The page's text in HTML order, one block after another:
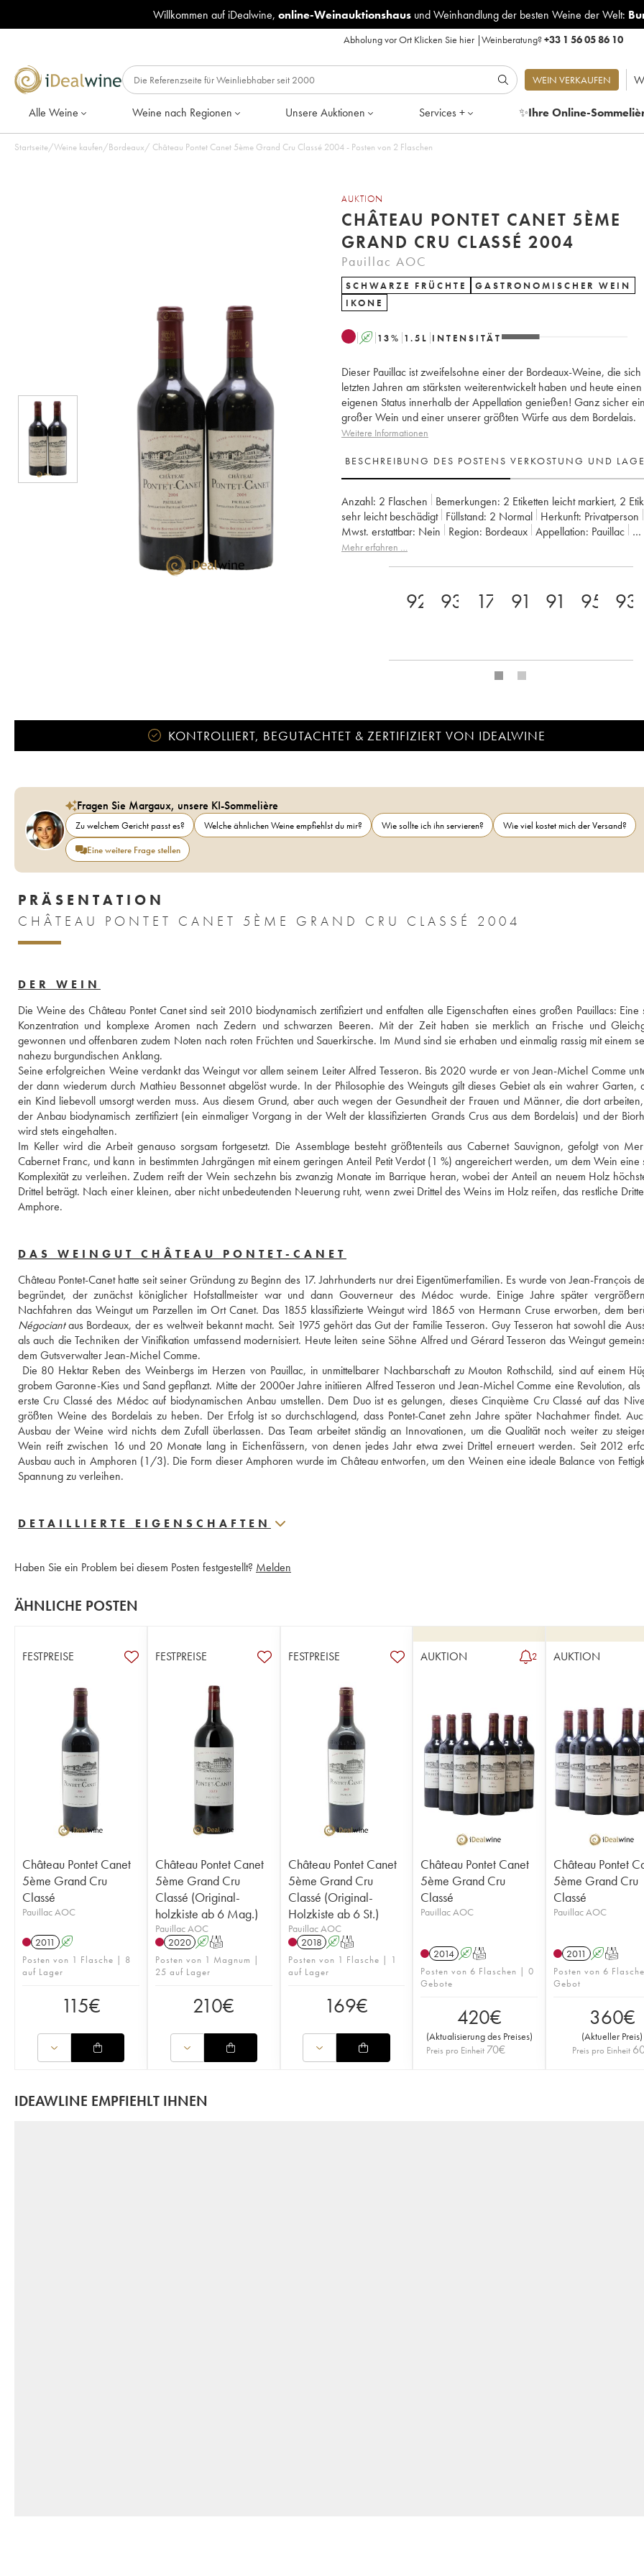
Willkommen auf iDealwine, online-Weinauktionshausund Weinhandlung der besten Weine der Welt:
Abholung vor Ort Klicken Sie hier|Weinberatung?+33 1 56 05 86 10
WEIN VERKAUFEN
Alle Weine Weine nach Regionen Unsere Auktionen Services + ✨Ihre Online-
Startseite/Weine kaufen/Bordeaux/ Château Pontet Canet 5ème Grand Cru Classé 2004 - Posten von 2 Flaschen
AUKTION
CHÂTEAU PONTET CANET 5ÈME
GRAND CRU CLASSÉ 2004
Pauillac AOC
SCHWARZE FRÜCHTE
GASTRONOMISCHER WEIN
IKONE
A 13% 1.5 L INTENSITÄT
Dieser Pauillac ist zweifelsohne einer der Bordeaux-Weine, die
letzten Jahren am stärksten weiterentwickelt haben und heute
eigenen Status innerhalb der Appellation genießen! Ganz sicher
großer Wein und einer unserer größten Würfe aus dem Bordelais.
Weitere Informationen
BESCHREIBUNG DES POSTENS VERKOSTUNG UND
Anzahl: 2 Flaschen Bemerkungen: 2 Etiketten leicht markiert, 2
sehr leicht beschädigt Füllstand: 2 Normal Herkunft:
privatperson
Mwst. erstattbar:
nein Region: Bordeaux Appellation: Pauillac
Klassifizierung:
Mehr erfahren …
92 93 17 91 91 95+ 93
KONTROLLIERT, BEGUTACHTET & ZERTIFIZIERT VON IDEALWINE
Fragen Sie Margaux, unsere KI-Sommelière
Zu welchem Gericht passt es? Welche ähnlichen Weine empfiehlst du mir? Wie sollte ich ihn servieren?
Wie viel kostet mich der Versand?
Eine weitere Frage stellen
PRÄSENTATION
CHÂTEAU PONTET CANET 5ÈME GRAND CRU CLASSÉ 2004
DER WEIN
Die Weine des Château Pontet Canet sind seit 2010 biodynamisch zertifiziert und entfalten alle Eigenschaften eines großen Pauillacs: Eine
Konzentration und komplexe Aromen nach Zedern und schwarzen Beeren. Mit der Zeit haben sie merklich an Frische und
gewonnen und offenbaren zudem Noten nach roten Früchten und Sauerkirsche. Im Mund sind sie erhaben und einmalig rassig mit einem
nahezu burgundischen Anklang.
Seine erfolgreichen Weine verdankt das Weingut vor allem seinem Leiter Alfred Tesseron. Bis 2020 wurde er von Jean-Michel Comme
der dann wiederum durch Mathieu Bessonnet abgelöst wurde. In der Philosophie des Weinguts gilt dieses Gebiet als ein wahrer Garten,
ein Kind liebevoll umsorgt werden muss. Aus diesem Grund, aber auch wegen der Gesundheit der Frauen und Männer, die dort
der Anbau biodynamisch zertifiziert (ein einmaliger Vorgang in der Welt der klassifizierten Grands Crus aus dem Bordelais) und der
wird stets eingehalten.
Im Keller wird die Arbeit genauso sorgsam fortgesetzt. Die Assemblage besteht größtenteils aus Cabernet Sauvignon, gefolgt von
Cabernet Franc, und kann in bestimmten Jahrgängen mit einem geringen Anteil Petit Verdot (1 %) angereichert werden, um dem Wein eine
Komplexität zu verleihen. Zudem reift der Wein sechzehn bis zwanzig Monate im Barrique heran, wobei der Anteil an neuem Holz
Drittel beträgt. Nach einer kleinen, aber nicht unbedeutenden Neuerung ruht, wenn zwei Drittel des Weins im Holz reifen, das restliche
Amphore.
DAS WEINGUT CHÂTEAU PONTET-CANET
Château Pontet-Canet hatte seit seiner Gründung zu Beginn des 17. Jahrhunderts nur drei Eigentümerfamilien. Es wurde von Jean-François
begründet, der zunächst königlicher Hofstallmeister war und dann Gouverneur des Médoc wurde. Einige Jahre später
Négociant aus Bordeaux, der es weltweit bekannt macht. Seit 1975 gehört das Gut der Familie Tesseron. Guy Tesseron hat sowohl die
als auch die Techniken der Vinifikation umfassend modernisiert. Heute leiten seine Söhne Alfred und Gérard Tesseron das Weingut
dem Gutsverwalter Jean-Michel Comme.
Die 80 Hektar Reben des Weinbergs im Herzen von Pauillac, in unmittelbarer Nachbarschaft zu Mouton Rothschild, sind auf einem
grobem Garonne-Kies und Sand gepflanzt. Mitte der 2000er Jahre initiieren Alfred Tesseron und Jean-Michel Comme eine Revolution, als
erste Cru Classé des Médoc auf biodynamischen Anbau umstellen. Dem Duo ist es gelungen, dieses Cinquième Cru Classé auf das
größten Weine des Bordelais zu heben. Der Erfolg ist so durchschlagend, dass Pontet-Canet zehn Jahre später Nachahmer findet.
Ausbau der Weine wird nichts dem Zufall überlassen. Das Team arbeitet ständig an Innovationen, um die Qualität noch weiter zu
Wein reift zwischen 16 und 20 Monate lang in Eichenfässern, von denen jedes Jahr etwa zwei Drittel erneuert werden. Seit 2012
Ausbau auch in Amphoren (1/3). Die Form dieser Amphoren wurde im Château entworfen, um den Weinen eine ideale Balance von
Spannung zu verleihen.
DETAILLIERTE EIGENSCHAFTEN
Haben Sie ein Problem bei diesem Posten festgestellt? Melden
ÄHNLICHE POSTEN
FESTPREISE
Château Pontet Canet
5ème Grand Cru
Classé
Pauillac AOC
2011 A
Posten von 1 Flasche | 8
auf Lager
115€
FESTPREISE
Château Pontet Canet
5ème Grand Cru
Classé (Original-
holzkiste ab 6 Mag.)
Pauillac AOC
2020 AT
Posten von 1 Magnum |
25 auf Lager
210€
FESTPREISE
Château Pontet Canet
5ème Grand Cru
Classé (Original-
Holzkiste ab 6 St.)
Pauillac AOC
2018 AT
Posten von 1 Flasche | 1
auf Lager
169€
AUKTION 2
Château Pontet Canet
5ème Grand Cru
Classé
Pauillac AOC
2014 AT
Posten von 6 Flaschen | 0
Gebote
420€
(Aktualisierung des Preises)
Preis pro Einheit 70€
AUKTION
Château Pontet
5ème Grand Cru
Classé
Pauillac AOC
2011 AT
Posten von 6
Gebot
360€
(Aktueller Preis)
Preis pro Einheit
IDEAWLINE EMPFIEHLT IHNEN